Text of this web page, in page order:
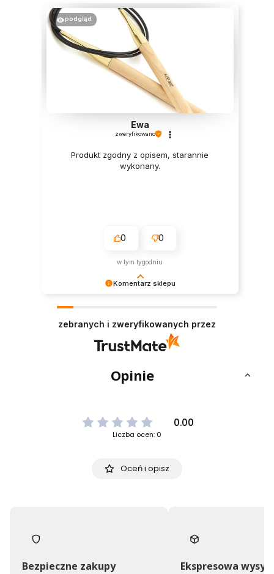
Komentarz sklepu
Doceniamy czas i wysiłek włożony w podzielenie
się z nami Twoimi doświadczeniami. Do
podgląd
Ewa
zweryfikowano
Produkt zgodny z opisem, starannie
wykonany.
0 0
w tym tygodniu
zebranych i zweryfikowanych przez
Opinie
0.00
Liczba ocen: 0
Oceń i opisz
Bezpieczne zakupy Ekspresowa